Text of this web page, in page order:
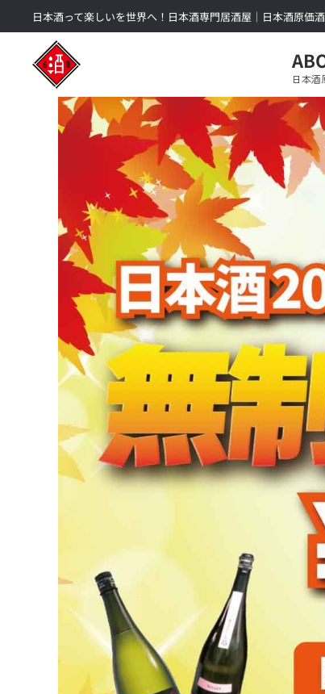
Skip to main content
日本酒って楽しいを世界へ！日本酒専門居酒屋｜日本酒原価
日本酒